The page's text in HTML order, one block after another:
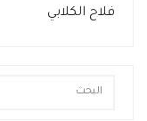
فلاح الكلابي